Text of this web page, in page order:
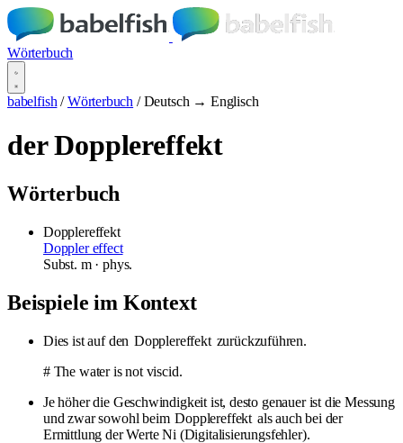
Wörterbuch
babelfish / Wörterbuch / Deutsch → Englisch
der Dopplereffekt
Wörterbuch
Dopplereffekt
Doppler effect
Subst. m· phys.
Beispiele im Kontext
Dies ist auf den Dopplereffekt zurückzuführen.
# The water is not viscid.
Je höher die Geschwindigkeit ist, desto genauer ist die Messung
und zwar sowohl beim Dopplereffekt als auch bei der
Ermittlung der Werte Ni (Digitalisierungsfehler).